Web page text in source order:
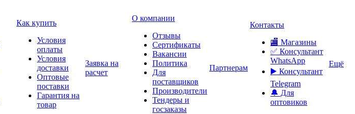
Как купить
Условия
оплаты
Условия
доставки
Оптовые
поставки
Гарантия на
товар
Заявка на
расчет
О компании
Отзывы
Сертификаты
Вакансии
Политика
Для
поставщиков
Производители
Тендеры и
госзаказы
Партнерам
Контакты
🏬 Магазины
✅️ Консультант
WhatsApp
▶️ Консультант
Telegram
🔔 Для
оптовиков
Ещё